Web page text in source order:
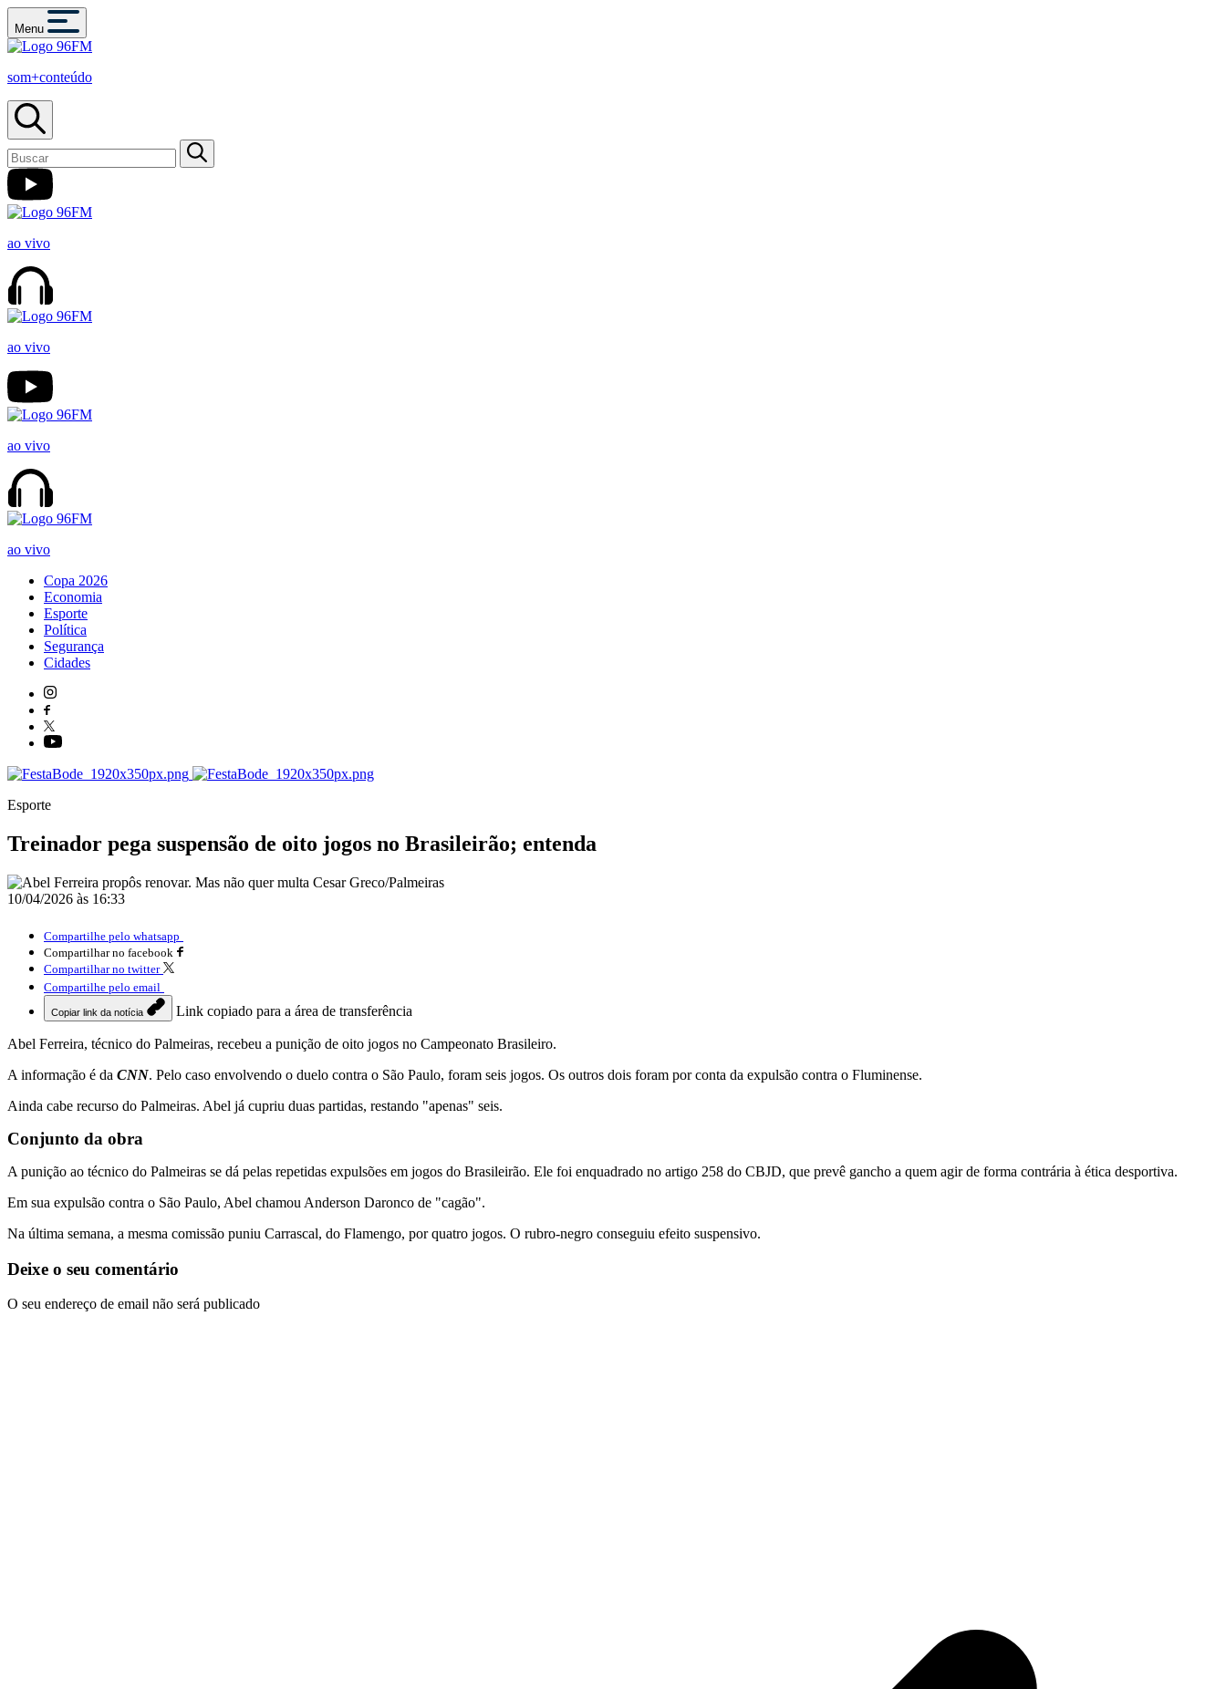
Menu
som+conteúdo
ao vivo
ao vivo
ao vivo
ao vivo
Copa 2026
Economia
Esporte
Política
Segurança
Cidades
Esporte
Treinador pega suspensão de oito jogos no Brasileirão; entenda
10/04/2026 às 16:33
Compartilhe pelo whatsapp
Compartilhar no facebook
Compartilhar no twitter
Compartilhe pelo email
Copiar link da notícia Link copiado para a área de transferência
Abel Ferreira, técnico do Palmeiras, recebeu a punição de oito jogos no Campeonato Brasileiro.
A informação é da CNN. Pelo caso envolvendo o duelo contra o São Paulo, foram seis jogos. Os outros dois foram por conta da expulsão contra o Fluminense.
Ainda cabe recurso do Palmeiras. Abel já cupriu duas partidas, restando "apenas" seis.
Conjunto da obra
A punição ao técnico do Palmeiras se dá pelas repetidas expulsões em jogos do Brasileirão. Ele foi enquadrado no artigo 258 do CBJD, que prevê gancho a quem agir de forma contrária à ética desportiva.
Em sua expulsão contra o São Paulo, Abel chamou Anderson Daronco de "cagão".
Na última semana, a mesma comissão puniu Carrascal, do Flamengo, por quatro jogos. O rubro-negro conseguiu efeito suspensivo.
Deixe o seu comentário
O seu endereço de email não será publicado